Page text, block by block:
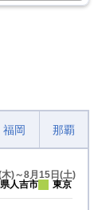
福岡 那覇
)～8月15日(土)
人吉市
東京